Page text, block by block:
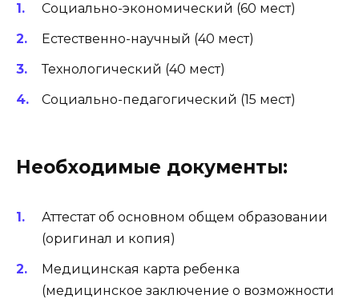
Социально-экономический (60 мест)
Естественно-научный (40 мест)
Технологический (40 мест)
Социально-педагогический (15 мест)
Необходимые документы:
Аттестат об основном общем образовании
(оригинал и копия)
Медицинская карта ребенка
(медицинское заключение о возможности